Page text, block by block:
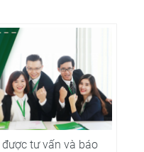
tư vấn và báo